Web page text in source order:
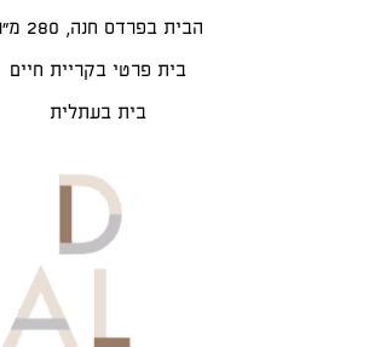
הבית בפרדס חנה, 280 מ״ר
בית פרטי בקריית חיים
בית בעתלית